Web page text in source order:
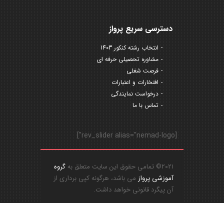
دسترسی سریع پرواز
انتخاب رشته کنکور 1403
مشاوره تحصیلی حرفه ای
فرصت شغلی
افتخارات و اعتبارات
درخواست نمایندگی
تماس با ما
[rev_slider alias="nemad-logo"]
2021© تمامی حقوق این سایت متعلق به
گروه
آموزشی پرواز می باشد، هرگونه کپی برداری از
آن پیگرد قانونی خواهد داشت.